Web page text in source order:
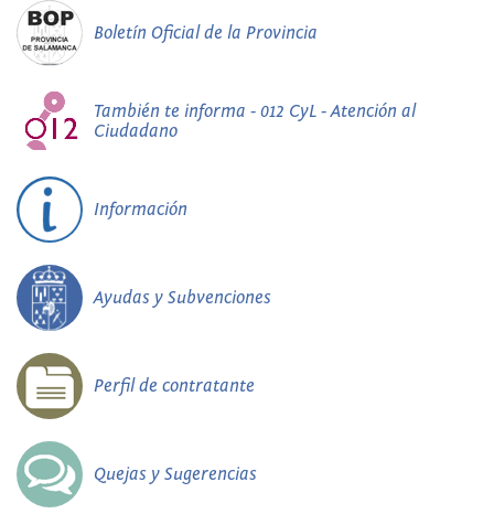
Boletín Oficial de la Provincia
También te informa - 012 CyL - Atención al
Ciudadano
Información
Ayudas y Subvenciones
Perfil de contratante
Quejas y Sugerencias